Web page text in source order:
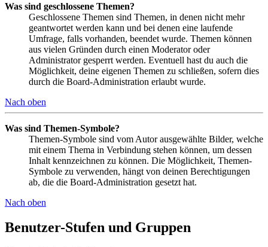
Was sind geschlossene Themen?
Geschlossene Themen sind Themen, in denen nicht mehr
geantwortet werden kann und bei denen eine laufende
Umfrage, falls vorhanden, beendet wurde. Themen können
aus vielen Gründen durch einen Moderator oder
Administrator gesperrt werden. Eventuell hast du auch die
Möglichkeit, deine eigenen Themen zu schließen, sofern dies
durch die Board-Administration erlaubt wurde.
Nach oben
Was sind Themen-Symbole?
Themen-Symbole sind vom Autor ausgewählte Bilder, welche
mit einem Thema in Verbindung stehen können, um dessen
Inhalt kennzeichnen zu können. Die Möglichkeit, Themen-
Symbole zu verwenden, hängt von deinen Berechtigungen
ab, die die Board-Administration gesetzt hat.
Nach oben
Benutzer-Stufen und Gruppen